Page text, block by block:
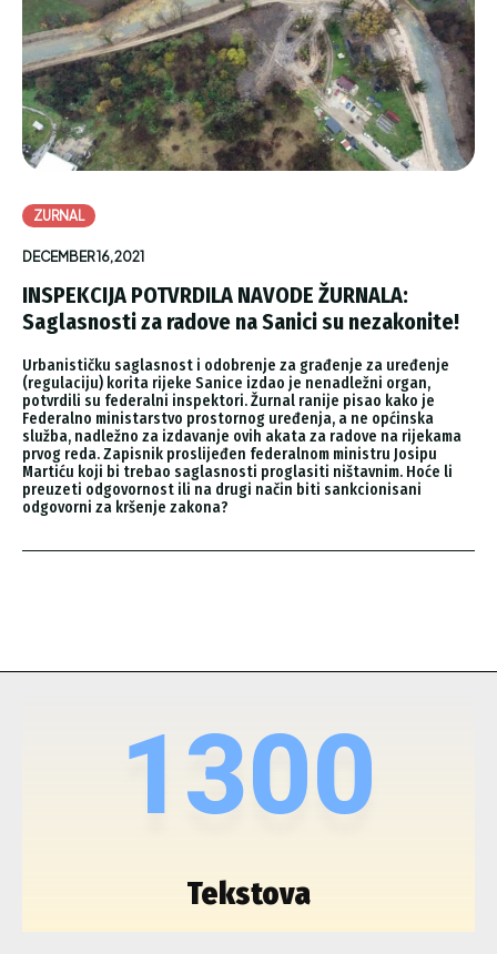
ZURNAL
DECEMBER 16, 2021
INSPEKCIJA POTVRDILA NAVODE ŽURNALA:
Saglasnosti za radove na Sanici su nezakonite!
Urbanističku saglasnost i odobrenje za građenje za uređenje
(regulaciju) korita rijeke Sanice izdao je nenadležni organ,
potvrdili su federalni inspektori. Žurnal ranije pisao kako je
Federalno ministarstvo prostornog uređenja, a ne općinska
služba, nadležno za izdavanje ovih akata za radove na rijekama
prvog reda. Zapisnik proslijeđen federalnom ministru Josipu
Martiću koji bi trebao saglasnosti proglasiti ništavnim. Hoće li
preuzeti odgovornost ili na drugi način biti sankcionisani
odgovorni za kršenje zakona?
1300
Tekstova